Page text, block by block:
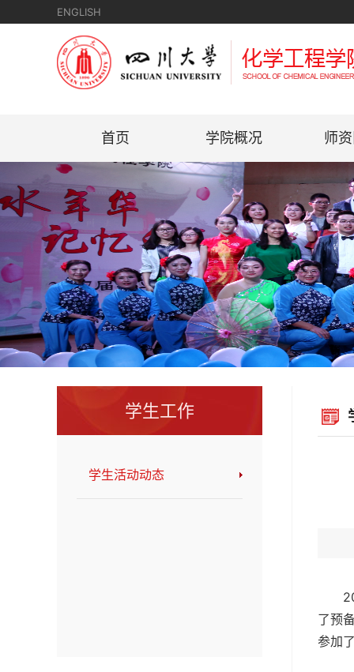
ENGLISH
首页 学院概况 师
学生工作
学生活动动态
了预
参加